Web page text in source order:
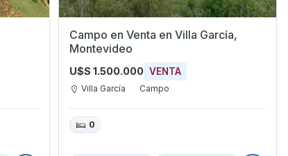
Campo en Venta en Villa García,
Montevideo
U$S 1.500.000 VENTA
Villa García Campo
0